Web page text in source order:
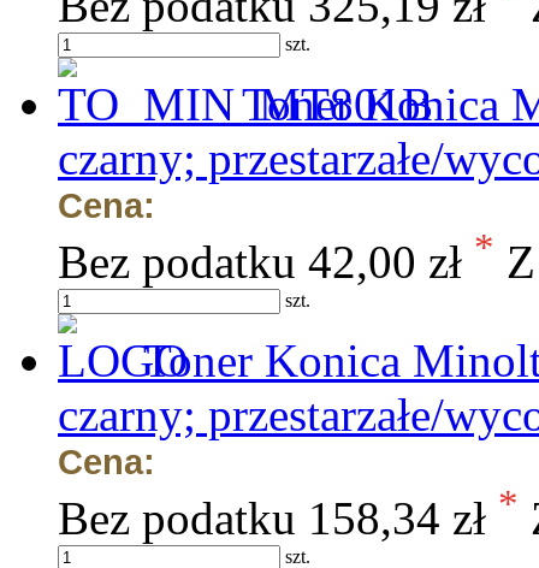
szt.
Toner Konica
czarny; przestarzałe/
Cena:
Bez podatku 42,00 zł *
szt.
Toner Konica
czarny; przestarzałe/
Cena:
Bez podatku 158,34 zł *
szt.